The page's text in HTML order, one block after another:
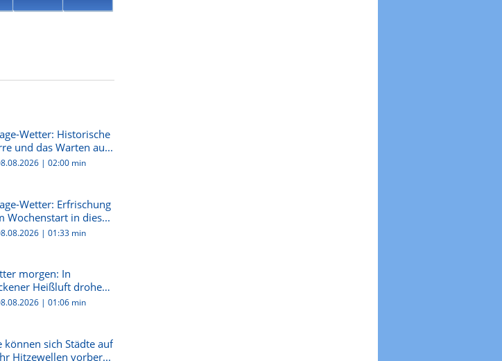
Wetter: Historische
und das Warten au...
|02:00 min
Wetter: Erfrischung
Wochenstart in dies...
|01:33 min
morgen: In
Heißluft drohen
G...
|01:06 min
können sich Städte auf
Hitzewellen vorber...